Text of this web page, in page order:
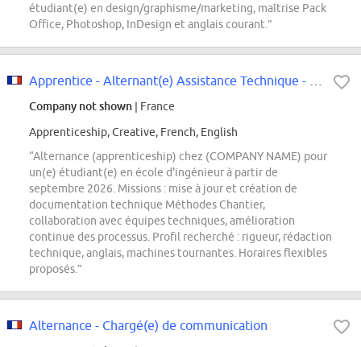
étudiant(e) en design/graphisme/marketing, maîtrise Pack
Office, Photoshop, InDesign et anglais courant.”
Company not shown | France
Apprenticeship, Creative, French, English
“Alternance (apprenticeship) chez (COMPANY NAME) pour
un(e) étudiant(e) en école d'ingénieur à partir de
septembre 2026. Missions : mise à jour et création de
documentation technique Méthodes Chantier,
collaboration avec équipes techniques, amélioration
continue des processus. Profil recherché : rigueur, rédaction
technique, anglais, machines tournantes. Horaires flexibles
proposés.”
Alternance - Chargé(e) de communication